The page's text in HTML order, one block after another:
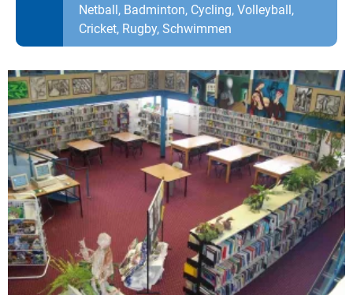
Netball, Badminton, Cycling, Volleyball,
Cricket, Rugby, Schwimmen